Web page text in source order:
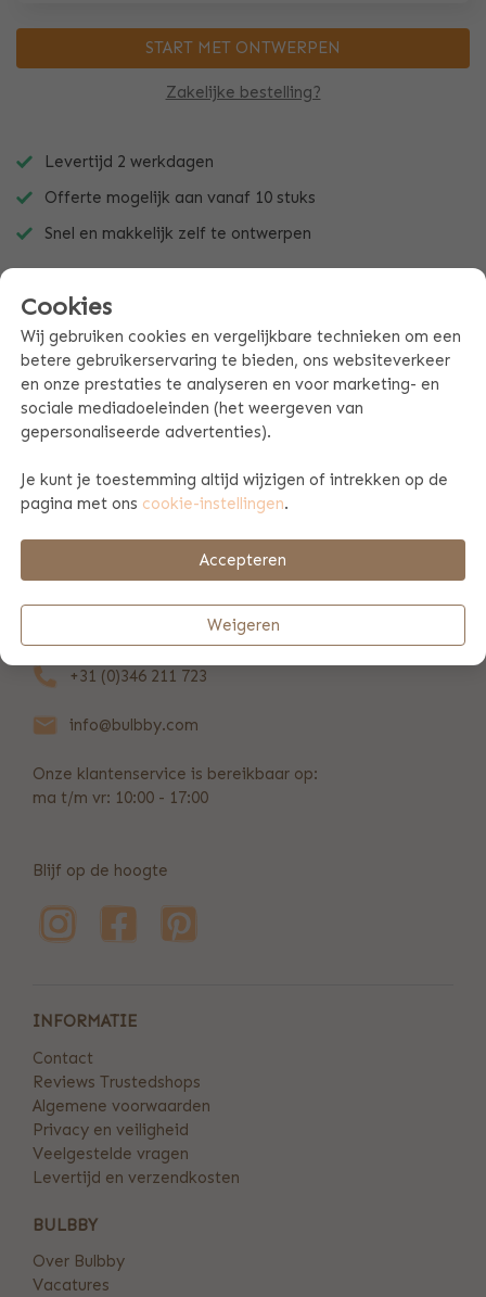
Zakelijke bestelling?
START MET ONTWERPEN
Levertijd 2 werkdagen
Offerte mogelijk aan vanaf 10 stuks
Snel en makkelijk zelf te ontwerpen
PRODUCT SPECIFICATIES
REVIEWS (19)
+31 (0)346 211 723
info@bulbby.com
Onze klantenservice is bereikbaar op:
ma t/m vr: 10:00 - 17:00
Blijf op de hoogte
INFORMATIE
Contact
Reviews Trustedshops
Algemene voorwaarden
Privacy en veiligheid
Veelgestelde vragen
Levertijd en verzendkosten
BULBBY
Over Bulbby
Vacatures
Cookies
Wij gebruiken cookies en vergelijkbare technieken om een
betere gebruikerservaring te bieden, ons websiteverkeer
en onze prestaties te analyseren en voor marketing- en
sociale mediadoeleinden (het weergeven van
gepersonaliseerde advertenties).
Je kunt je toestemming altijd wijzigen of intrekken op de
pagina met ons cookie-instellingen.
Accepteren
Weigeren